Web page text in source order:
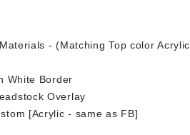
- (Matching Top color Acrylic
White Border
Overlay
[Acrylic - same as FB]